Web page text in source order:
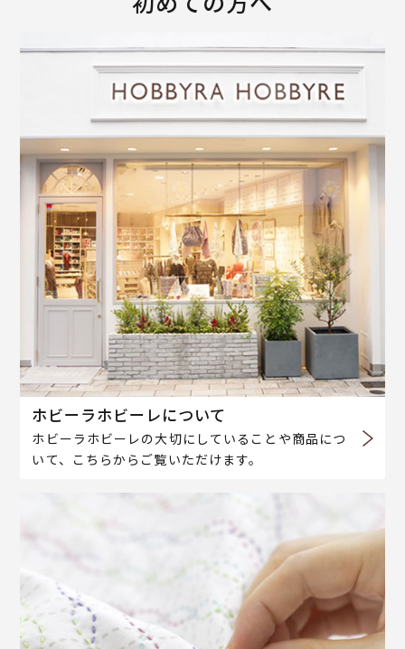
ホビーラホビーレについて
ホビーラホビーレの大切にしていることや商品につ
いて、こちらからご覧いただけます。